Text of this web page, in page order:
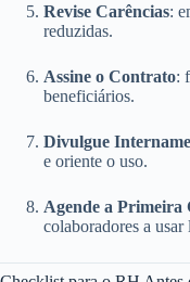
Revise Carências:
reduzidas.
Assine o Contrato:
beneficiários.
Divulgue
e oriente o uso.
Agende a Primeira
colaboradores a